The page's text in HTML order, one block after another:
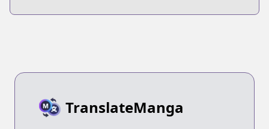
TranslateManga